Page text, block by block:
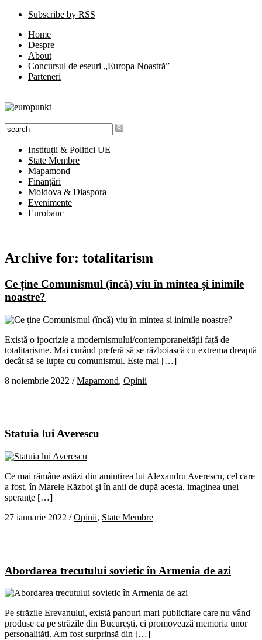
Subscribe by RSS
Home
Despre
About
Concursul de eseuri „Europa Noastră”
Parteneri
Instituții & Politici UE
State Membre
Mapamond
Finanțări
Moldova & Diaspora
Evenimente
Eurobanc
Archive for: totalitarism
Ce ține Comunismul (încă) viu în mintea și inimile
noastre?
Există o ipocrizie a modernismului/contemporaneității față de
totalitarisme. Mai curând preferă să se războiască cu extrema dreaptă
decât să se lupte cu comunismul. Este mai […]
8 noiembrie 2022 /Mapamond, Opinii
Statuia lui Averescu
Ce mai rămâne astăzi din amintirea lui Alexandru Averescu, cel care
a fost, în Marele Război şi în anii de după acesta, imaginea unei
speranţe […]
27 ianuarie 2022 /Opinii, State Membre
Abordarea trecutului sovietic în Armenia de azi
Pe străzile Erevanului, există panouri mari publicitare care nu vând
produse ca pe străzile din București, ci promovează memoria unor
personalități. Am fost surprinsă din […]